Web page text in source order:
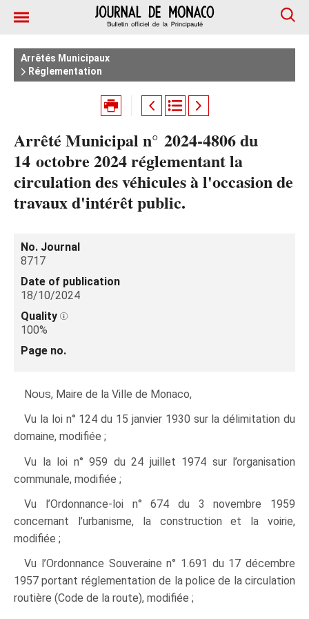
Arrêtés Municipaux
Réglementation
Arrêté Municipal n° 2024‑4806 du
14 octobre 2024 réglementant la
circulation des véhicules à l'occasion de
travaux d'intérêt public.
No. Journal
8717
Date of publication
18/10/2024
Quality
100%
Page no.
Nous, Maire de la Ville de Monaco,
Vu la loi n° 124 du 15 janvier 1930 sur la délimitation du
domaine, modifiée ;
Vu la loi n° 959 du 24 juillet 1974 sur l’organisation
communale, modifiée ;
Vu l’Ordonnance-loi n° 674 du 3 novembre 1959
concernant l’urbanisme, la construction et la voirie,
modifiée ;
Vu l’Ordonnance Souveraine n° 1.691 du 17 décembre
1957 portant réglementation de la police de la circulation
routière (Code de la route), modifiée ;